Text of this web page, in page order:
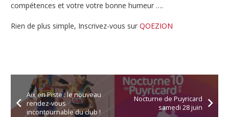
compétences et votre votre bonne humeur ….
Rien de plus simple, Inscrivez-vous sur QOEZION
Aix en Piste : le nouveau
rendez-vous
incontournable du club !
Nocturne de Puyricard
samedi 28 juin